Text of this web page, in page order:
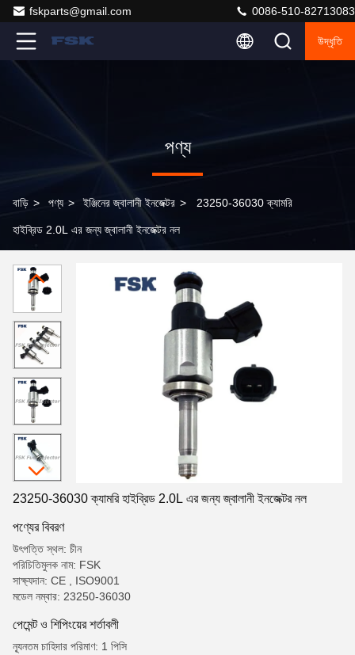
fskparts@gmail.com 0086-510-82713083
উদ্ধৃতি
পণ্য
বাড়ি > পণ্য > ইঞ্জিনের জ্বালানী ইনজেক্টর > 23250-36030 ক্যামরি
হাইব্রিড 2.0L এর জন্য জ্বালানী ইনজেক্টর নল
23250-36030 ক্যামরি হাইব্রিড 2.0L এর জন্য জ্বালানী ইনজেক্টর নল
পণ্যের বিবরণ
উৎপত্তি স্থল: চীন
পরিচিতিমুলক নাম: FSK
সাক্ষ্যদান: CE , ISO9001
মডেল নম্বার: 23250-36030
পেমেন্ট ও শিপিংয়ের শর্তাবলী
ন্যূনতম চাহিদার পরিমাণ: 1 পিসি